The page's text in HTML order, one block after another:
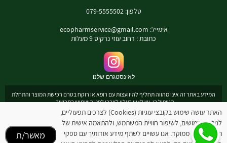
טלפון: 079-5555502
אימייל: ecopharmservice@gmail.com
כתובת : רחוב עוזי נרקיס 9 מעלות
לאינסטגרם שלנו
המידע באתר זה אינו מהווה תחליף להיוועצות עם רופא או רוקח בטרם רכישת המוצר והתחלת
הטיפול בו. יש לעיין בעלון לצרכן לפני השימוש בתכשיר .
מומלץ להיוועץ עם רוקח בכל הנוגע למטרות ואופן השימוש , תופעות לוואי ואינטראקציה עם
תכשירים אחרים.
המחירים בתוקף לרכישה באתר בלבד - להתייעצות עם רוקח: 0795555502
ובנוסף כתובת דואר אלקטרוני
ecopharmservice@gmail.com
האתר עושה שימוש בקובצי עוגיות (Cookies) לצרכים תפעוליים,
לניתוח שימושים, לשיפור חוויית המשתמש, ולהתאמה אישית של
תוכן ופרסום ממוקד. אנו עשויים לשתף מידע אודותיך עם ספקי
מאשר/ת